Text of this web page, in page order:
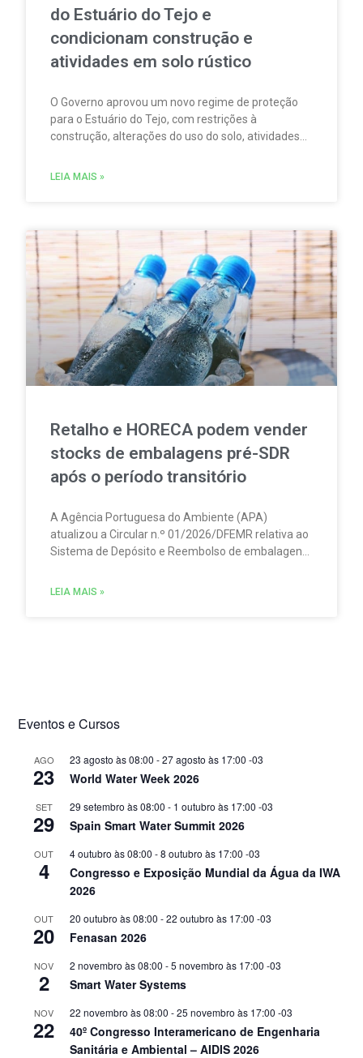
do Estuário do Tejo e
condicionam construção e
atividades em solo rústico
O Governo aprovou um novo regime de proteção
para o Estuário do Tejo, com restrições à
construção, alterações do uso do solo, atividades
motorizada e sobrevoos nas áreas abrangidas pela
LEIA MAIS »
Retalho e HORECA podem vender
stocks de embalagens pré-SDR
após o período transitório
A Agência Portuguesa do Ambiente (APA)
atualizou a Circular n.º 01/2026/DFEMR relativa ao
Sistema de Depósito e Reembolso de embalagens
traz um esclarecimento relevante para
LEIA MAIS »
Eventos e Cursos
AGO
23
23 agosto às 08:00 -27 agosto às 17:00 -03
World Water Week 2026
SET
29
29 setembro às 08:00 - 1 outubro às 17:00 -03
Spain Smart Water Summit 2026
OUT
4
4 outubro às 08:00 -8 outubro às 17:00 -03
Congresso e Exposição Mundial da Água da IWA
2026
OUT
20
20 outubro às 08:00 -22 outubro às 17:00 -03
Fenasan 2026
NOV
2
2 novembro às 08:00 -5 novembro às 17:00 -03
Smart Water Systems
NOV
22
22 novembro às 08:00 -25 novembro às 17:00 -03
40º Congresso Interamericano de Engenharia
Sanitária e Ambiental – AIDIS 2026